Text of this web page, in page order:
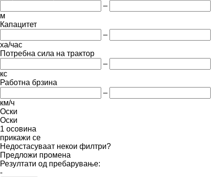
–
м
Капацитет
–
ха/час
Потребна сила на трактор
–
кс
Работна брзина
–
км/ч
Оски
Оски
1 осовина
прикажи се
Недостасуваат некои филтри?
Предложи промена
Резултати од пребарување:
-